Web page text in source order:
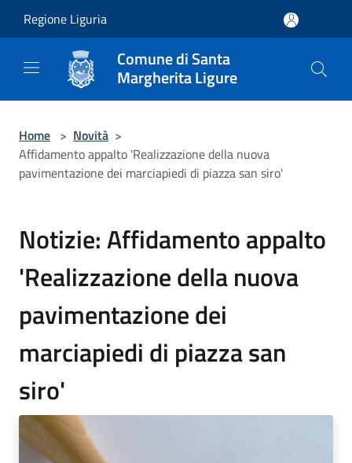
Regione Liguria
Comune di Santa
Margherita Ligure
Home > Novità >
Affidamento appalto 'Realizzazione della nuova
pavimentazione dei marciapiedi di piazza san siro'
Notizie: Affidamento appalto
'Realizzazione della nuova
pavimentazione dei
marciapiedi di piazza san
siro'